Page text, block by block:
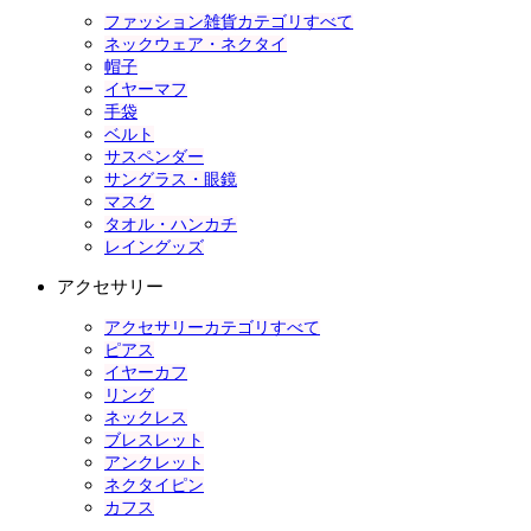
ファッション雑貨カテゴリすべて
ネックウェア・ネクタイ
帽子
イヤーマフ
手袋
ベルト
サスペンダー
サングラス・眼鏡
マスク
タオル・ハンカチ
レイングッズ
アクセサリー
アクセサリーカテゴリすべて
ピアス
イヤーカフ
リング
ネックレス
ブレスレット
アンクレット
ネクタイピン
カフス